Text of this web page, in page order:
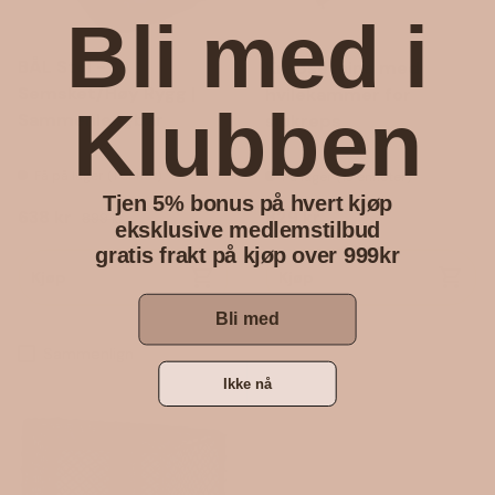
BÅL Stol -
Semsket/Høy Rygg |
Sammenleggbar
Få på lager (1 enhet)
Vanlig pris
899 kr
Krepseteine med
hvilekammer for
sjøkreps
På lager (13 enheter)
Vanlig pris
829 kr
Bli med i
Klubben
Tjen 5% bonus på hvert kjøp
eksklusive medlemstilbud
gratis frakt på kjøp over 999kr
Bli med
Ikke nå